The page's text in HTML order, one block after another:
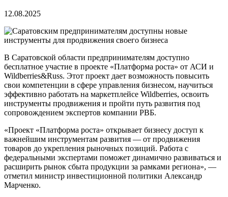
12.08.2025
В Саратовской области предпринимателям доступно
бесплатное участие в проекте «Платформа роста» от АСИ и
Wildberries&Russ. Этот проект дает возможность повысить
свои компетенции в сфере управления бизнесом, научиться
эффективно работать на маркетплейсе Wildberries, освоить
инструменты продвижения и пройти путь развития под
сопровождением экспертов компании РВБ.
«Проект «Платформа роста» открывает бизнесу доступ к
важнейшим инструментам развития — от продвижения
товаров до укрепления рыночных позиций. Работа с
федеральными экспертами поможет динамично развиваться и
расширить рынок сбыта продукции за рамками региона», —
отметил министр инвестиционной политики Александр
Марченко.